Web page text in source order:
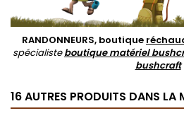
RANDONNEURS, boutique
spécialisteboutique matériel
bushcraft
16 AUTRES PRODUITS DANS LA